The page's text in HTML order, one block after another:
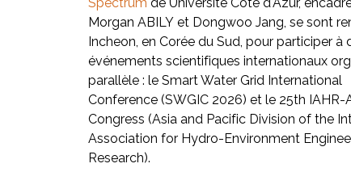
Morgan ABILY et Dongwoo Jang, se sont
Incheon, en Corée du Sud, pour participer à
événements scientifiques internationaux
parallèle : le Smart Water Grid International
Conference (SWGIC 2026) et le 25th IAHR-
Congress (Asia and Pacific Division of the
Association for Hydro-Environment
Research).